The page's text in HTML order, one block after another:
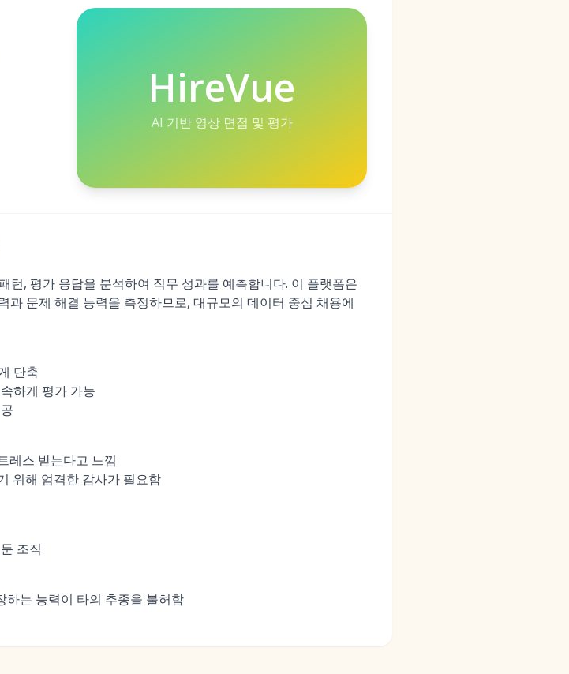
HireVue
AI 기반 영상 면접 및 평가
, 평가 응답을 분석하여 직무 성과를 예측합니다. 이 플랫폼은
문제 해결 능력을 측정하므로, 대규모의 데이터 중심 채용에
단축
하게 평가 가능
레스 받는다고 느낌
위해 엄격한 감사가 필요함
조직
하는 능력이 타의 추종을 불허함